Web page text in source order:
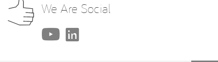
We Are Social